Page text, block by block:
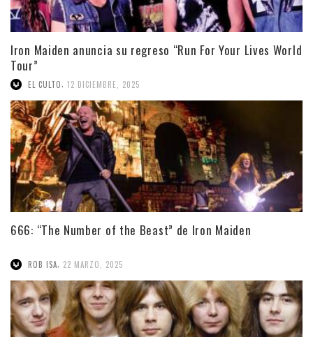
Iron Maiden anuncia su regreso “Run For Your Lives World
Tour”
EL CULTO, 12 DICIEMBRE, 2025
666: “The Number of the Beast” de Iron Maiden
ROB ISA 22 MARZO, 2025